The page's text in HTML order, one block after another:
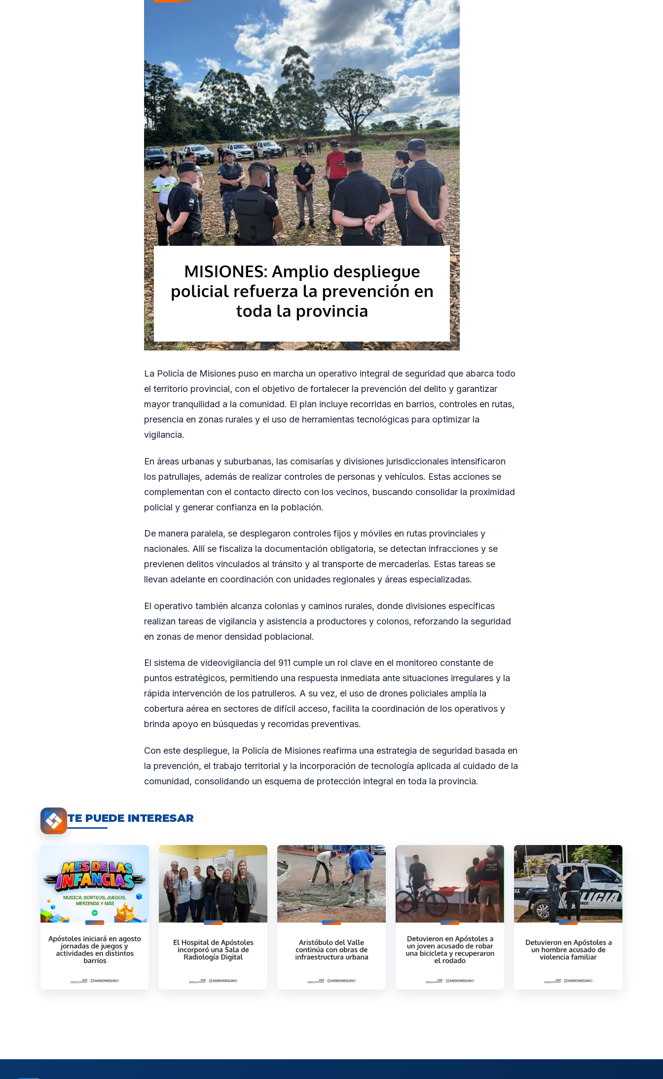
La Policía de Misiones puso en marcha un operativo integral de seguridad que abarca todo
el territorio provincial, con el objetivo de fortalecer la prevención del delito y garantizar
mayor tranquilidad a la comunidad. El plan incluye recorridas en barrios, controles en rutas,
presencia en zonas rurales y el uso de herramientas tecnológicas para optimizar la
vigilancia.
En áreas urbanas y suburbanas, las comisarías y divisiones jurisdiccionales intensificaron
los patrullajes, además de realizar controles de personas y vehículos. Estas acciones se
complementan con el contacto directo con los vecinos, buscando consolidar la proximidad
policial y generar confianza en la población.
De manera paralela, se desplegaron controles fijos y móviles en rutas provinciales y
nacionales. Allí se fiscaliza la documentación obligatoria, se detectan infracciones y se
previenen delitos vinculados al tránsito y al transporte de mercaderías. Estas tareas se
llevan adelante en coordinación con unidades regionales y áreas especializadas.
El operativo también alcanza colonias y caminos rurales, donde divisiones específicas
realizan tareas de vigilancia y asistencia a productores y colonos, reforzando la seguridad
en zonas de menor densidad poblacional.
El sistema de videovigilancia del 911 cumple un rol clave en el monitoreo constante de
puntos estratégicos, permitiendo una respuesta inmediata ante situaciones irregulares y la
rápida intervención de los patrulleros. A su vez, el uso de drones policiales amplía la
cobertura aérea en sectores de difícil acceso, facilita la coordinación de los operativos y
brinda apoyo en búsquedas y recorridas preventivas.
Con este despliegue, la Policía de Misiones reafirma una estrategia de seguridad basada en
la prevención, el trabajo territorial y la incorporación de tecnología aplicada al cuidado de la
comunidad, consolidando un esquema de protección integral en toda la provincia.
TE PUEDE INTERESAR